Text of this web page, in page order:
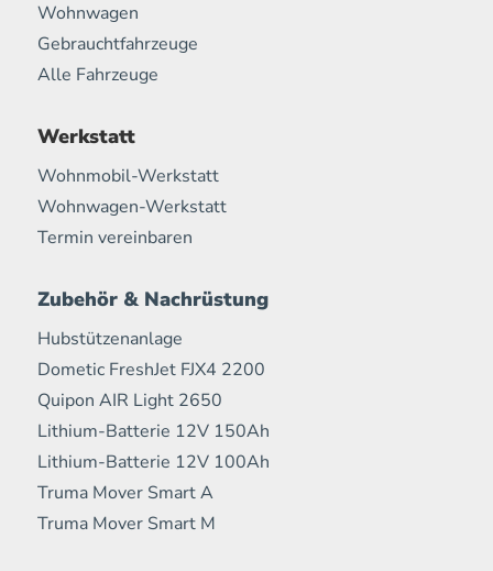
Wohnwagen
Gebrauchtfahrzeuge
Alle Fahrzeuge
Werkstatt
Wohnmobil-Werkstatt
Wohnwagen-Werkstatt
Termin vereinbaren
Zubehör & Nachrüstung
Hubstützenanlage
Dometic FreshJet FJX4 2200
Quipon AIR Light 2650
Lithium-Batterie 12V 150Ah
Lithium-Batterie 12V 100Ah
Truma Mover Smart A
Truma Mover Smart M